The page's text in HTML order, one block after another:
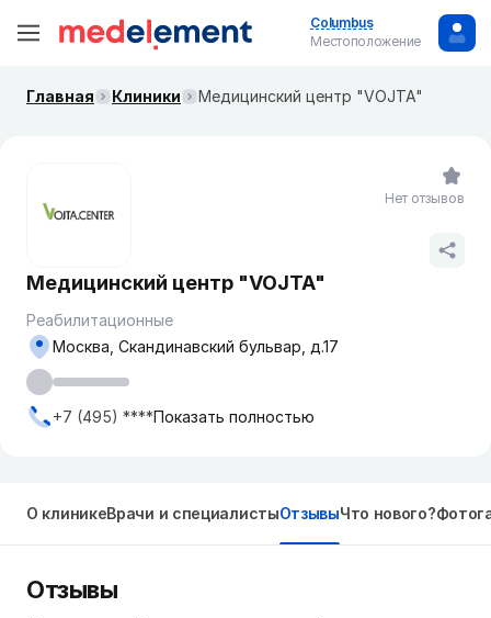
Columbus
Местоположение
Главная Клиники Медицинский центр "VOJTA"
Медицинский центр "VOJTA"
Реабилитационные
Москва, Скандинавский бульвар, д.17
+7 (495) ****Показать полностью
Нет отзывов
О клиникеВрачи и специалистыОтзывыЧто нового?
Отзывы